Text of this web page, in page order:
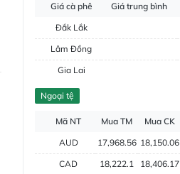
Giá cà phê Giá trung bình
Đắk Lắk
Lâm Đồng
Gia Lai
Đắk Nông
Ngoại tệ
Mã NT Mua TM Mua CK
AUD
17,968.56 18,150.06
CAD
18,222.1 18,406.17